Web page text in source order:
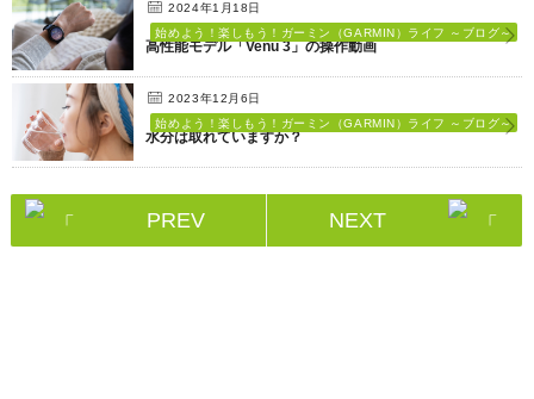
2024年1月18日
始めよう！楽しもう！ガーミン（GARMIN）ライフ ～ブログ～
高性能モデル「Venu 3」の操作動画
2023年12月6日
始めよう！楽しもう！ガーミン（GARMIN）ライフ ～ブログ～
水分は取れていますか？
PREV NEXT